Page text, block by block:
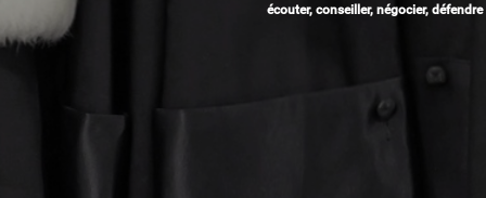
écouter, conseiller, négocier, défendre